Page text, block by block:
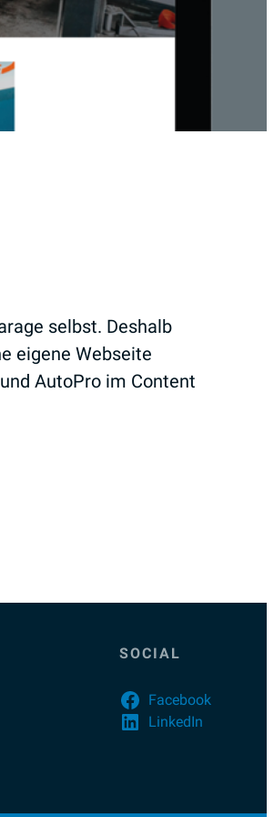
selbst. Deshalb
eigene Webseite
AutoPro im Content
SOCIAL
Facebook
LinkedIn